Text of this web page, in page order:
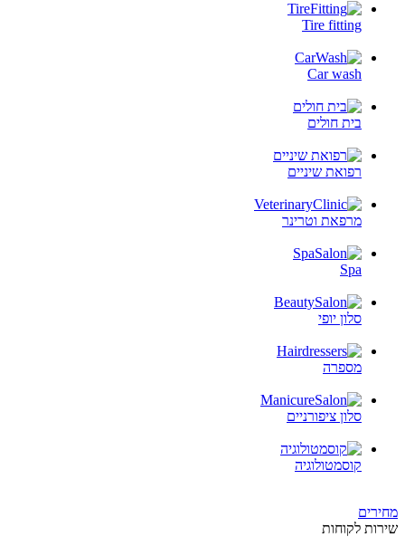
Tire fitting
Car wash
בית חולים
רפואת שיניים
מרפאת וטרינר
Spa
סלון יופי
מספרה
סלון ציפורניים
קוסמטולוגיה
מחירים
שירות לקוחות